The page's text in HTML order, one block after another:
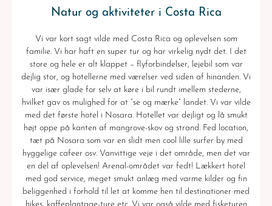
Natur og aktiviteter i Costa Rica
Vi var kort sagt vilde med Costa Rica og oplevelsen som
familie. Vi har haft en super tur og har virkelig nydt det. I det
store og hele er alt klappet – flyforbindelser, lejebil som var
dejlig stor, og hotellerne med værelser ved siden af hinanden. Vi
var især glade for selv at køre i bil rundt imellem stederne,
hvilket gav os mulighed for at ”se og mærke” landet. Vi var vilde
med det første hotel i Nosara. Hotellet var dejligt og lå smukt
højt oppe på kanten af mangrove-skov og strand. Fed location,
tæt på Nosara som var en slidt men cool lille surfer by med
hyggelige cafeer osv. Vanvittige veje i det område, men det var
en del af oplevelsen! Arenal-området var fedt! Lækkert hotel
med god service, meget smukt anlæg med varme kilder og fin
beliggenhed i forhold til let at komme hen til destinationer med